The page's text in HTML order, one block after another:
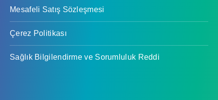
Mesafeli Satış Sözleşmesi
Çerez Politikası
Sağlık Bilgilendirme ve Sorumluluk Reddi